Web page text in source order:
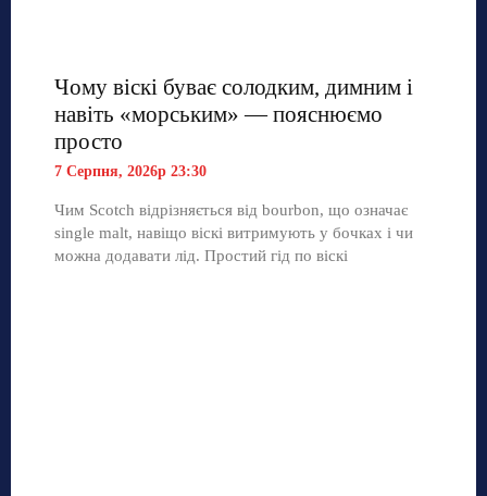
Чому віскі буває солодким, димним і
навіть «морським» — пояснюємо
просто
7 Серпня, 2026р 23:30
Чим Scotch відрізняється від bourbon, що означає
single malt, навіщо віскі витримують у бочках і чи
можна додавати лід. Простий гід по віскі